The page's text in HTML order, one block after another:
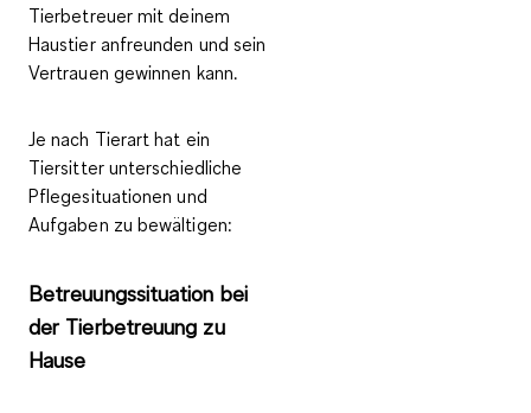
Tierbetreuer mit deinem
Haustier anfreunden und sein
Vertrauen gewinnen kann.
Je nach Tierart hat ein
Tiersitter unterschiedliche
Pflegesituationen und
Aufgaben zu bewältigen:
Betreuungssituation bei
der Tierbetreuung zu
Hause